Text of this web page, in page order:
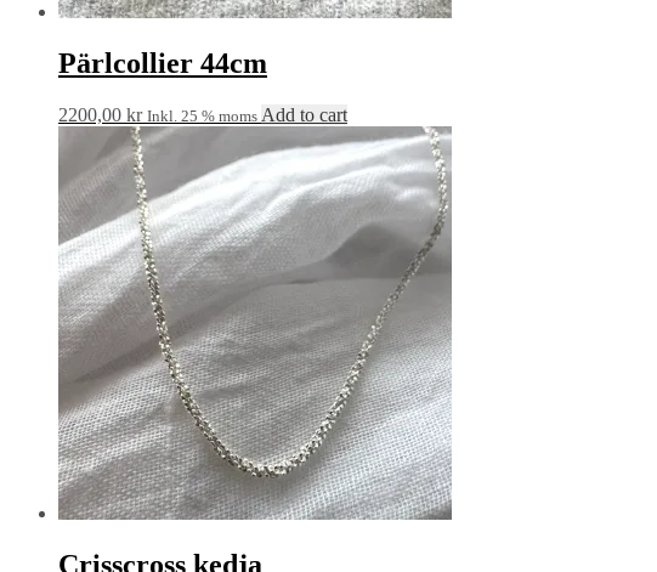
Pärlcollier 44cm
2200,00 kr Inkl. 25 % moms Add to cart
Crisscross kedja